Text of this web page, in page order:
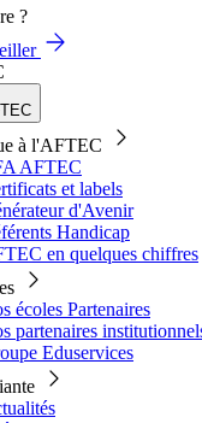
?
à l'AFTEC
AFTEC
et labels
d'Avenir
Handicap
en quelques chiffres
écoles Partenaires
partenaires
Eduservices